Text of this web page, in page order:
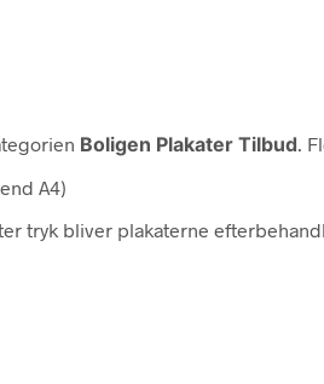
Boligen Plakater Tilbud .
A4)
tryk bliver plakaterne